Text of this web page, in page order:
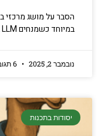
הסבר על מושג מרכזי
במיוחד כשמנחים LLM בכתיבת קוד.
נובמבר 2, 2025
יסודות בתכנות